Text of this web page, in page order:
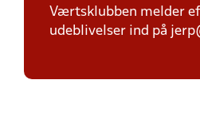
Værtsklubben melder
udeblivelser ind på